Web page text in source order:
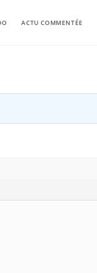
ACTU COMMENTÉE